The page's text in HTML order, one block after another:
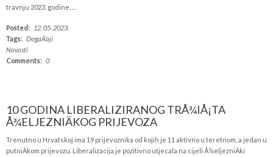
travnju 2023. godine, …
Posted: 12. 05. 2023.
Tags: DogaÄ‘aji
Novosti
Comments: 0
10 GODINA LIBERALIZIRANOG TRÅ¾IÅ¡TA
Å¾ELJEZNIÄKOG PRIJEVOZA
Trenutno u Hrvatskoj ima 19 prijevoznika od kojih je 11 aktivno u teretnom, a jedan u
putniÄkom prijevozu. Liberalizacija je pozitivno utjecala na cijeli Å¾eljezniÄki